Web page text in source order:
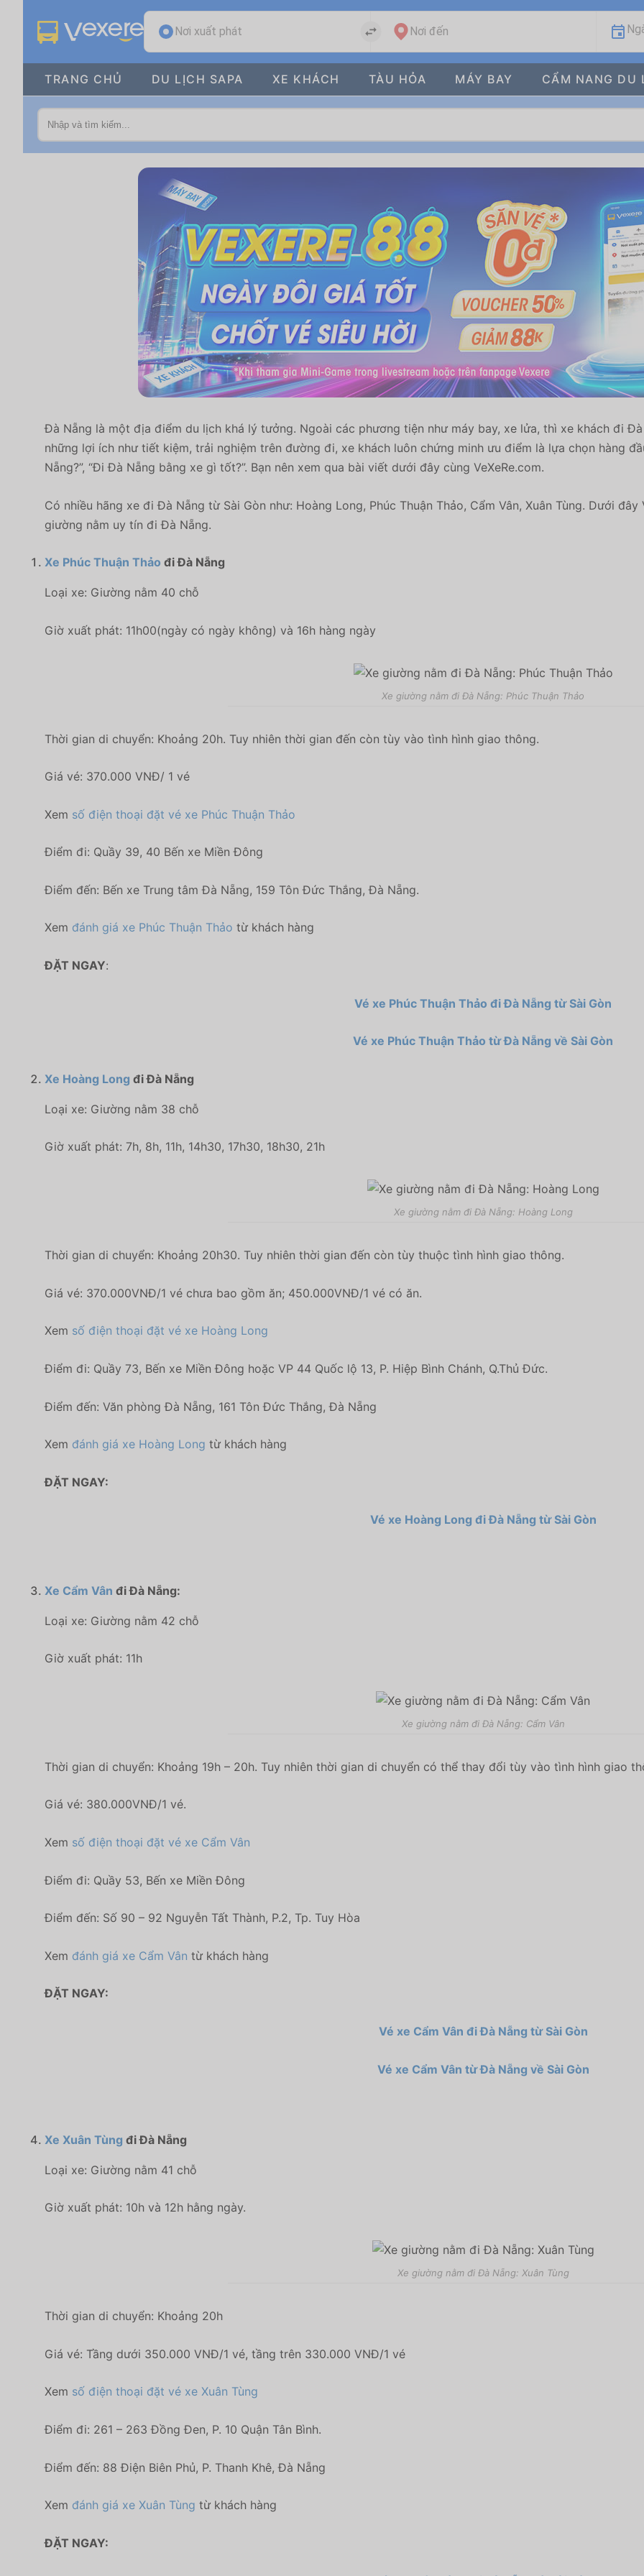
Nơi xuất phát Nơi đến
TRANG CHỦ DU LỊCH SAPA XE KHÁCH TÀU HỎA MÁY BAY CẨM NANG DU
Đà Nẵng là một địa điểm du lịch khá lý tưởng. Ngoài các phương tiện như máy bay, xe lửa, thì xe khách đi
những lợi ích như tiết kiệm, trải nghiệm trên đường đi, xe khách luôn chứng minh ưu điểm là lựa chọn hàng
Nẵng?”, “Đi Đà Nẵng bằng xe gì tốt?”. Bạn nên xem qua bài viết dưới đây cùng VeXeRe.com.
Có nhiều hãng xe đi Đà Nẵng từ Sài Gòn như: Hoàng Long, Phúc Thuận Thảo, Cẩm Vân, Xuân Tùng. Dưới
giường nằm uy tín đi Đà Nẵng.
Xe Phúc Thuận Thảo đi Đà Nẵng
Loại xe: Giường nằm 40 chỗ
Giờ xuất phát: 11h00(ngày có ngày không) và 16h hàng ngày
Xe giường nằm đi Đà Nẵng: Phúc Thuận Thảo
Thời gian di chuyển: Khoảng 20h. Tuy nhiên thời gian đến còn tùy vào tình hình giao thông.
Giá vé: 370.000 VNĐ/ 1 vé
Xem số điện thoại đặt vé xe Phúc Thuận Thảo
Điểm đi: Quầy 39, 40 Bến xe Miền Đông
Điểm đến: Bến xe Trung tâm Đà Nẵng, 159 Tôn Đức Thắng, Đà Nẵng.
Xem đánh giá xe Phúc Thuận Thảo từ khách hàng
ĐẶT NGAY:
Vé xe Phúc Thuận Thảo đi Đà Nẵng từ Sài Gòn
Vé xe Phúc Thuận Thảo từ Đà Nẵng về Sài Gòn
Xe Hoàng Long đi Đà Nẵng
Loại xe: Giường nằm 38 chỗ
Giờ xuất phát: 7h, 8h, 11h, 14h30, 17h30, 18h30, 21h
Xe giường nằm đi Đà Nẵng: Hoàng Long
Thời gian di chuyển: Khoảng 20h30. Tuy nhiên thời gian đến còn tùy thuộc tình hình giao thông.
Giá vé: 370.000VNĐ/1 vé chưa bao gồm ăn; 450.000VNĐ/1 vé có ăn.
Xem số điện thoại đặt vé xe Hoàng Long
Điểm đi: Quầy 73, Bến xe Miền Đông hoặc VP 44 Quốc lộ 13, P. Hiệp Bình Chánh, Q.Thủ Đức.
Điểm đến: Văn phòng Đà Nẵng, 161 Tôn Đức Thắng, Đà Nẵng
Xem đánh giá xe Hoàng Long từ khách hàng
ĐẶT NGAY:
Vé xe Hoàng Long đi Đà Nẵng từ Sài Gòn
Xe Cẩm Vân đi Đà Nẵng:
Loại xe: Giường nằm 42 chỗ
Giờ xuất phát: 11h
Xe giường nằm đi Đà Nẵng: Cẩm Vân
Thời gian di chuyển: Khoảng 19h – 20h. Tuy nhiên thời gian di chuyển có thể thay đổi tùy vào tình hình giao
Giá vé: 380.000VNĐ/1 vé.
Xem số điện thoại đặt vé xe Cẩm Vân
Điểm đi: Quầy 53, Bến xe Miền Đông
Điểm đến: Số 90 – 92 Nguyễn Tất Thành, P.2, Tp. Tuy Hòa
Xem đánh giá xe Cẩm Vân từ khách hàng
ĐẶT NGAY:
Vé xe Cẩm Vân đi Đà Nẵng từ Sài Gòn
Vé xe Cẩm Vân từ Đà Nẵng về Sài Gòn
Xe Xuân Tùng đi Đà Nẵng
Loại xe: Giường nằm 41 chỗ
Giờ xuất phát: 10h và 12h hằng ngày.
Xe giường nằm đi Đà Nẵng: Xuân Tùng
Thời gian di chuyển: Khoảng 20h
Giá vé: Tầng dưới 350.000 VNĐ/1 vé, tầng trên 330.000 VNĐ/1 vé
Xem số điện thoại đặt vé xe Xuân Tùng
Điểm đi: 261 – 263 Đồng Đen, P. 10 Quận Tân Bình.
Điểm đến: 88 Điện Biên Phủ, P. Thanh Khê, Đà Nẵng
Xem đánh giá xe Xuân Tùng từ khách hàng
ĐẶT NGAY: